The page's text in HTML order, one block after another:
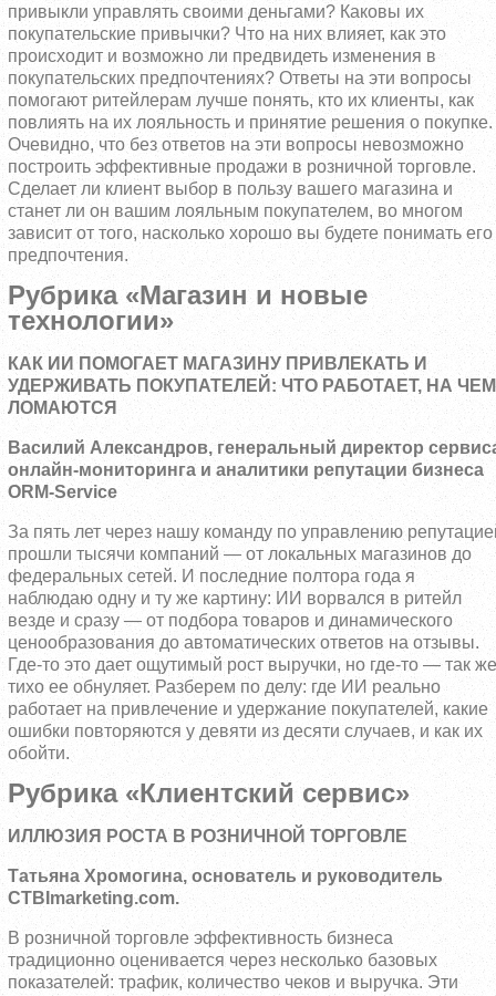
привыкли управлять своими деньгами? Каковы их
покупательские привычки? Что на них влияет, как это
происходит и возможно ли предвидеть изменения в
покупательских предпочтениях? Ответы на эти вопросы
помогают ритейлерам лучше понять, кто их клиенты, как
повлиять на их лояльность и принятие решения о покупке.
Очевидно, что без ответов на эти вопросы невозможно
построить эффективные продажи в розничной торговле.
Сделает ли клиент выбор в пользу вашего магазина и
станет ли он вашим лояльным покупателем, во многом
зависит от того, насколько хорошо вы будете понимать его
предпочтения.
Рубрика «Магазин и новые
технологии»
КАК ИИ ПОМОГАЕТ МАГАЗИНУ ПРИВЛЕКАТЬ И
УДЕРЖИВАТЬ ПОКУПАТЕЛЕЙ: ЧТО РАБОТАЕТ, НА ЧЕМ
ЛОМАЮТСЯ
Василий Александров, генеральный директор
онлайн-мониторинга и аналитики репутации бизнеса
ORM-Service
За пять лет через нашу команду по управлению
прошли тысячи компаний — от локальных магазинов до
федеральных сетей. И последние полтора года я
наблюдаю одну и ту же картину: ИИ ворвался в ритейл
везде и сразу — от подбора товаров и динамического
ценообразования до автоматических ответов на отзывы.
Где-то это дает ощутимый рост выручки, но где-то — так же
тихо ее обнуляет. Разберем по делу: где ИИ реально
работает на привлечение и удержание покупателей, какие
ошибки повторяются у девяти из десяти случаев, и как их
обойти.
Рубрика «Клиентский сервис»
ИЛЛЮЗИЯ РОСТА В РОЗНИЧНОЙ ТОРГОВЛЕ
Татьяна Хромогина, основатель и руководитель
CTBImarketing.com.
В розничной торговле эффективность бизнеса
традиционно оценивается через несколько базовых
показателей: трафик, количество чеков и выручка. Эти